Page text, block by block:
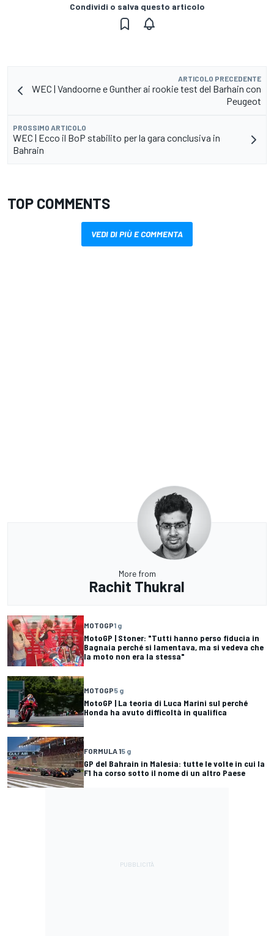
Condividi o salva questo articolo
ARTICOLO PRECEDENTE
WEC | Vandoorne e Gunther ai rookie test del Barhain con
Peugeot
PROSSIMO ARTICOLO
WEC | Ecco il BoP stabilito per la gara conclusiva in
Bahrain
TOP COMMENTS
VEDI DI PIÙ E COMMENTA
More from
Rachit Thukral
MOTOGP1 g
MotoGP | Stoner: "Tutti hanno perso fiducia in
Bagnaia perché si lamentava, ma si vedeva che
la moto non era la stessa"
MOTOGP5 g
MotoGP | La teoria di Luca Marini sul perché
Honda ha avuto difficoltà in qualifica
FORMULA 15 g
GP del Bahrain in Malesia: tutte le volte in cui la
F1 ha corso sotto il nome di un altro Paese